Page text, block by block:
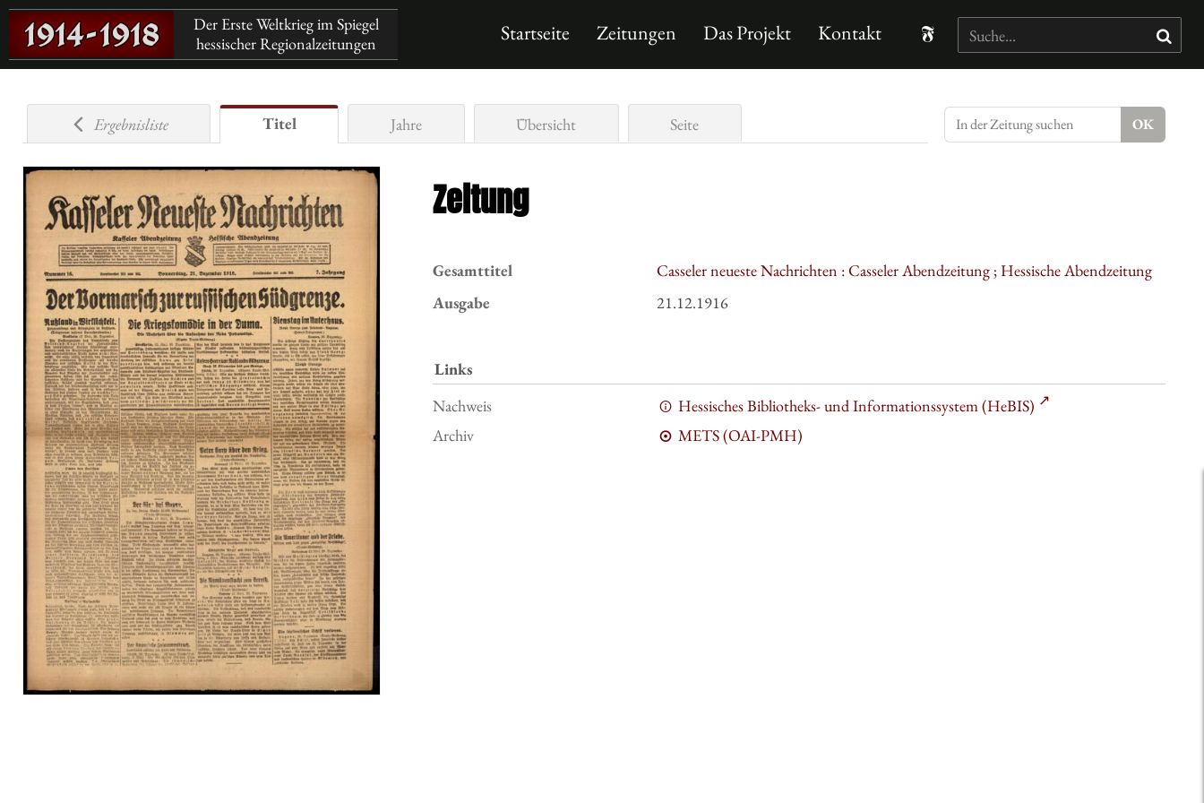
Der Erste Weltkrieg im Spiegel
hessischer Regionalzeitungen
Startseite Zeitungen Das Projekt Kontakt
Ergebnisliste Titel Jahre Übersicht Seite
Zeitung
Gesamttitel
Casseler neueste Nachrichten : Casseler Abendzeitung ; Hessische Abendzeitung
Ausgabe
21.12.1916
Links
Nachweis
Hessisches Bibliotheks- und Informationssystem (HeBIS)
Archiv
METS (OAI-PMH)